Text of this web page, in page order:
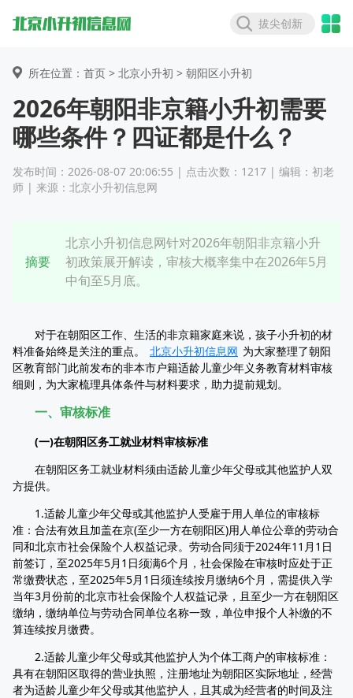
拔尖创新
所在位置：首页 > 北京小升初 > 朝阳区小升初
2026年朝阳非京籍小升初需要
哪些条件？四证都是什么？
发布时间：2026-08-07 20:06:55 | 点击次数：1217 | 编辑：初老
师 | 来源：北京小升初信息网
摘要
北京小升初信息网针对2026年朝阳非京籍小升
初政策展开解读，审核大概率集中在2026年5月
中旬至5月底。
对于在朝阳区工作、生活的非京籍家庭来说，孩子小升初的材
料准备始终是关注的重点。
北京小升初信息网 为大家整理了朝阳
区教育部门此前发布的非本市户籍适龄儿童少年义务教育材料审核
细则，为大家梳理具体条件与材料要求，助力提前规划。
一、审核标准
(一)在朝阳区务工就业材料审核标准
在朝阳区务工就业材料须由适龄儿童少年父母或其他监护人双
方提供。
1.适龄儿童少年父母或其他监护人受雇于用人单位的审核标
准：合法有效且加盖在京(至少一方在朝阳区)用人单位公章的劳动合
同和北京市社会保险个人权益记录。劳动合同须于2024年11月1日
前签订，至2025年5月1日须满6个月，社会保险在审核时应处于正
常缴费状态，至2025年5月1日须连续按月缴纳6个月，需提供入学
当年3月份前的北京市社会保险个人权益记录，且至少一方在朝阳区
缴纳，缴纳单位与劳动合同单位名称一致，单位申报个人补缴的不
算连续按月缴费。
2.适龄儿童少年父母或其他监护人为个体工商户的审核标准：
具有在朝阳区取得的营业执照，注册地址为朝阳区实际地址，经营
者为适龄儿童少年父母或其他监护人，且其成为经营者的时间及注